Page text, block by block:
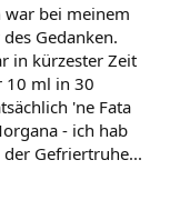
war bei meinem
Gedanken.
in kürzester Zeit
10 ml in 30
'ne Fata
- ich hab
Gefriertruhe...